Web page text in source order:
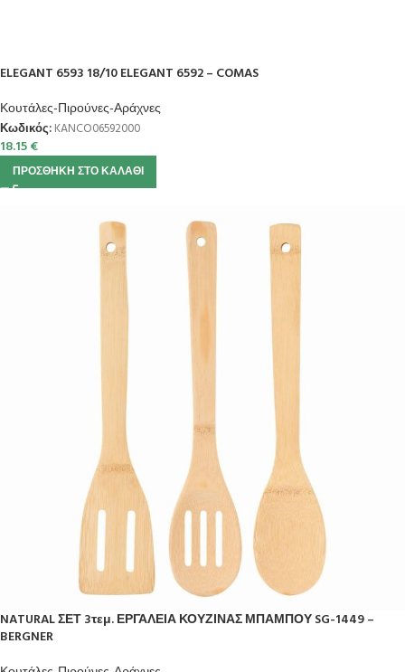
ELEGANT 6593 18/10 ELEGANT 6592 – COMAS
Κουτάλες-Πιρούνες-Αράχνες
Κωδικός: KANCO06592000
18.15€
ΠΡΟΣΘΉΚΗ ΣΤΟ ΚΑΛΆΘΙ
NATURAL ΣΕΤ 3τεμ. ΕΡΓΑΛΕΙΑ ΚΟΥΖΙΝΑΣ ΜΠΑΜΠΟΥ SG-1449 –
BERGNER